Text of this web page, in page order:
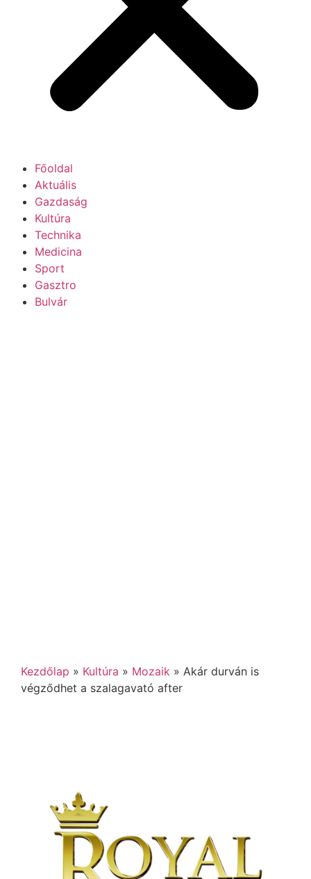
Főoldal
Aktuális
Gazdaság
Kultúra
Technika
Medicina
Sport
Gasztro
Bulvár
Kezdőlap » Kultúra » Mozaik » Akár durván is
végződhet a szalagavató after